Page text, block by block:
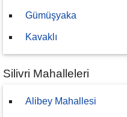
Gümüşyaka
Kavaklı
Silivri Mahalleleri
Alibey Mahallesi